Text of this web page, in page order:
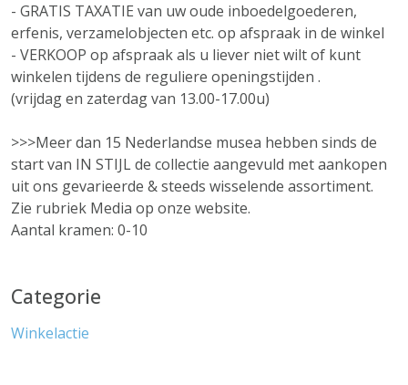
- GRATIS TAXATIE van uw oude inboedelgoederen,
erfenis, verzamelobjecten etc. op afspraak in de winkel
- VERKOOP op afspraak als u liever niet wilt of kunt
winkelen tijdens de reguliere openingstijden .
(vrijdag en zaterdag van 13.00-17.00u)
>>>Meer dan 15 Nederlandse musea hebben sinds de
start van IN STIJL de collectie aangevuld met aankopen
uit ons gevarieerde & steeds wisselende assortiment.
Zie rubriek Media op onze website.
Aantal kramen: 0-10
Categorie
Winkelactie